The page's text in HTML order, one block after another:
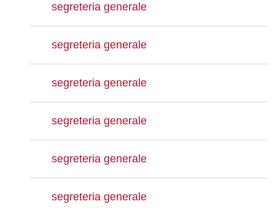
segreteria generale
segreteria generale
segreteria generale
segreteria generale
segreteria generale
segreteria generale